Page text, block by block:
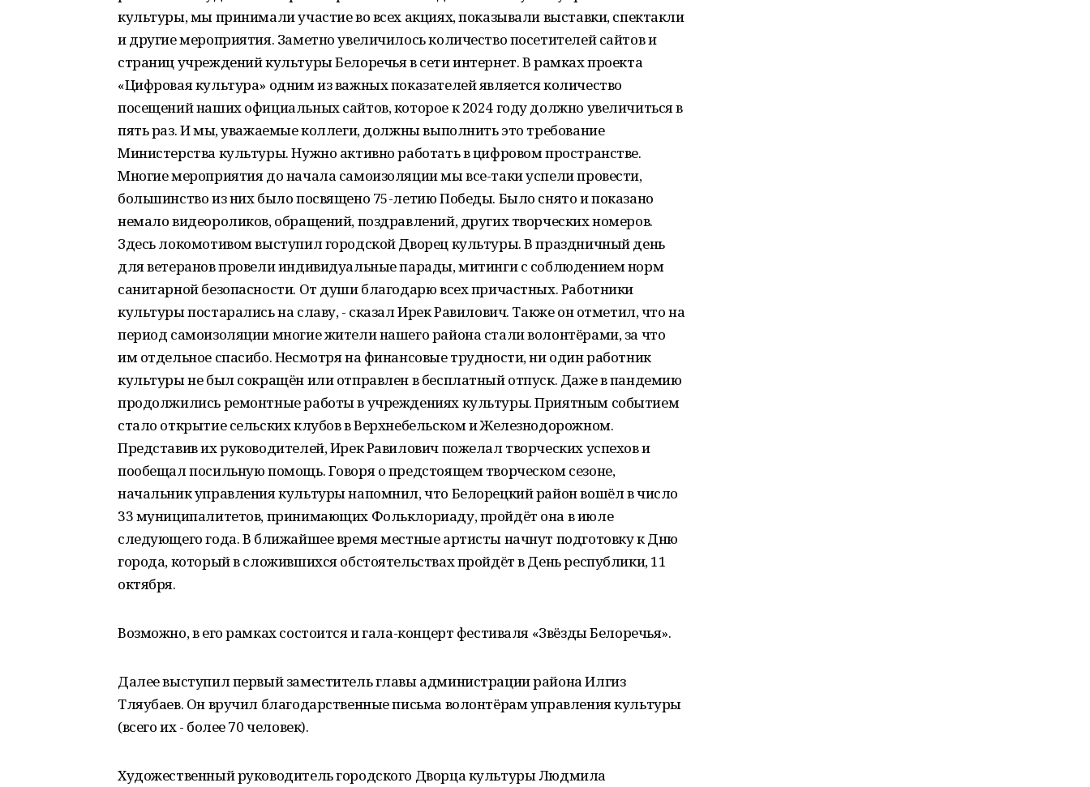
культуры, мы принимали участие во всех акциях, показывали выставки, спектакли
и другие мероприятия. Заметно увеличилось количество посетителей сайтов и
страниц учреждений культуры Белоречья в сети интернет. В рамках проекта
«Цифровая культура» одним из важных показателей является количество
посещений наших официальных сайтов, которое к 2024 году должно увеличиться в
пять раз. И мы, уважаемые коллеги, должны выполнить это требование
Министерства культуры. Нужно активно работать в цифровом пространстве.
Многие мероприятия до начала самоизоляции мы все-таки успели провести,
большинство из них было посвящено 75-летию Победы. Было снято и показано
немало видеороликов, обращений, поздравлений, других творческих номеров.
Здесь локомотивом выступил городской Дворец культуры. В праздничный день
для ветеранов провели индивидуальные парады, митинги с соблюдением норм
санитарной безопасности. От души благодарю всех причастных. Работники
культуры постарались на славу, - сказал Ирек Равилович. Также он отметил, что на
период самоизоляции многие жители нашего района стали волонтёрами, за что
им отдельное спасибо. Несмотря на финансовые трудности, ни один работник
культуры не был сокращён или отправлен в бесплатный отпуск. Даже в пандемию
продолжились ремонтные работы в учреждениях культуры. Приятным событием
стало открытие сельских клубов в Верхнебельском и Железнодорожном.
Представив их руководителей, Ирек Равилович пожелал творческих успехов и
пообещал посильную помощь. Говоря о предстоящем творческом сезоне,
начальник управления культуры напомнил, что Белорецкий район вошёл в число
33 муниципалитетов, принимающих Фольклориаду, пройдёт она в июле
следующего года. В ближайшее время местные артисты начнут подготовку к Дню
города, который в сложившихся обстоятельствах пройдёт в День республики, 11
октября.
Возможно, в его рамках состоится и гала-концерт фестиваля «Звёзды Белоречья».
Далее выступил первый заместитель главы администрации района Илгиз
Тляубаев. Он вручил благодарственные письма волонтёрам управления культуры
(всего их - более 70 человек).
Художественный руководитель городского Дворца культуры Людмила